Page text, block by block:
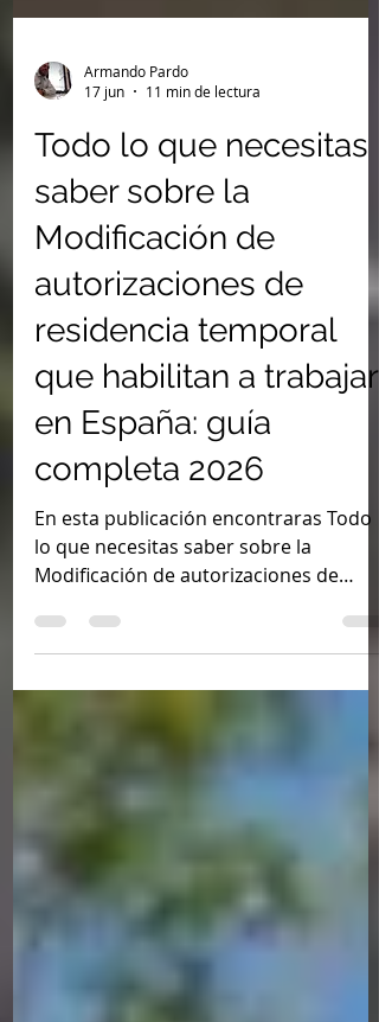
17 jun
11 min de lectura
Todo lo que necesitas
saber sobre la
Modificación de
autorizaciones de
residencia temporal
que habilitan a trabajar
en España: guía
completa 2026
En esta publicación encontraras Todo
Modificación de autorizaciones de
residencia temporal que habilitan a
trabajar en España: guía completa 2026